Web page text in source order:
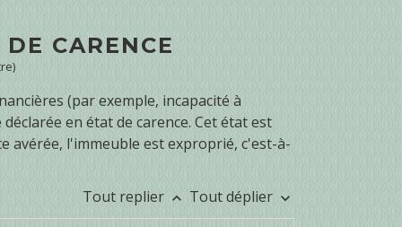
CARENCE
(par exemple, incapacité à
en état de carence. Cet état est
avérée, l'immeuble est exproprié, c'est-à-
Tout replier keyboard_arrow_up Tout déplier keyboard_arrow_down